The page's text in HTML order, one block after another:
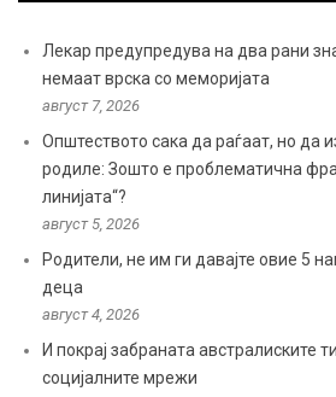
Лекар предупредува на два рани
немаат врска со меморијата
август 7, 2026
Општеството сака да раѓаат, но да
родиле: Зошто е проблематична
линијата“?
август 5, 2026
Родители, не им ги давајте овие 5
деца
август 4, 2026
И покрај забраната австралиските
социјалните мрежи